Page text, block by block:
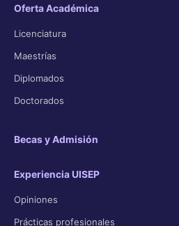
Oferta Académica
Licenciatura
Maestrías
Diplomados
Doctorados
Becas y Admisión
Experiencia UISEP
Opiniones
Prácticas profesionales